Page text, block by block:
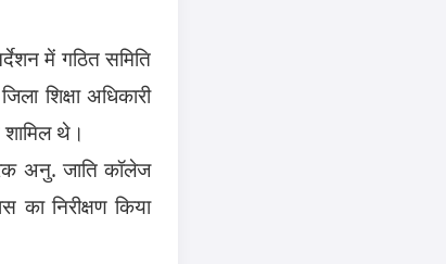
में गठित समिति
शिक्षा अधिकारी
शामिल थे।
अनु. जाति कॉलेज
का निरीक्षण किया